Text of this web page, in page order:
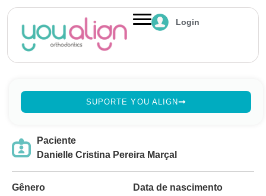
Login
SUPORTE YOU ALIGN
Paciente
Danielle Cristina Pereira Marçal
Gênero
Data de nascimento